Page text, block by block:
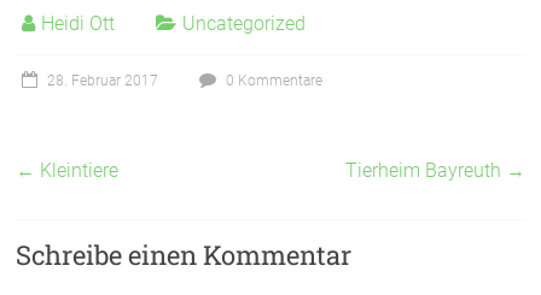
Heidi Ott Uncategorized
28. Februar 2017 0 Kommentare
← Kleintiere Tierheim Bayreuth →
Schreibe einen Kommentar